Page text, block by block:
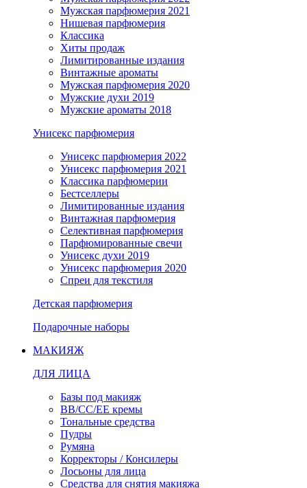
Мужская парфюмерия 2021
Нишевая парфюмерия
Классика
Хиты продаж
Лимитированные издания
Винтажные ароматы
Мужская парфюмерия 2020
Мужские духи 2019
Мужские ароматы 2018
Унисекс парфюмерия
Унисекс парфюмерия 2022
Унисекс парфюмерия 2021
Классика парфюмерии
Бестселлеры
Лимитированные издания
Винтажная парфюмерия
Селективная парфюмерия
Парфюмированные свечи
Унисекс духи 2019
Унисекс парфюмерия 2020
Спреи для текстиля
Детская парфюмерия
Подарочные наборы
МАКИЯЖ
ДЛЯ ЛИЦА
Базы под макияж
BB/CC/EE кремы
Тональные средства
Пудры
Румяна
Корректоры / Консилеры
Лосьоны для лица
Средства для снятия макияжа